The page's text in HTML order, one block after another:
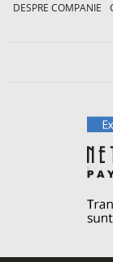
DESPRE COMPANIE